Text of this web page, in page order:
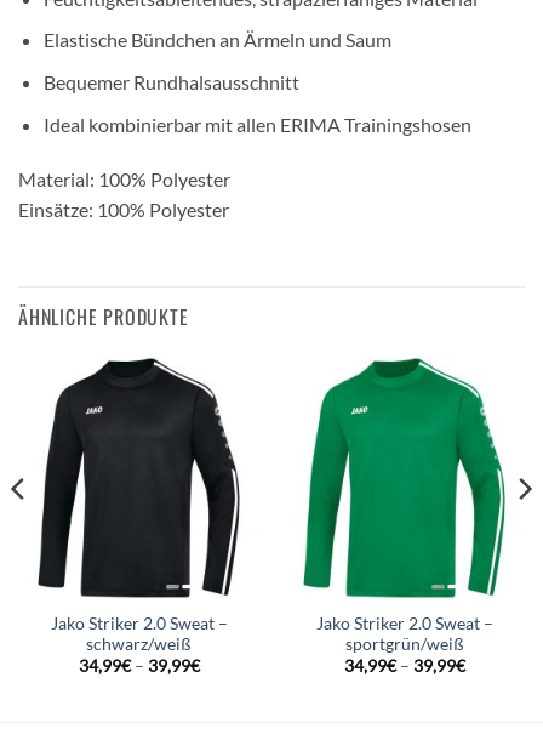
Elastische Bündchen an Ärmeln und Saum
Bequemer Rundhalsausschnitt
Ideal kombinierbar mit allen ERIMA Trainingshosen
Material: 100% Polyester
Einsätze: 100% Polyester
ÄHNLICHE PRODUKTE
Jako Striker 2.0 Sweat –
schwarz/weiß
34,99€– 39,99€
Jako Striker 2.0 Sweat –
sportgrün/weiß
34,99€– 39,99€